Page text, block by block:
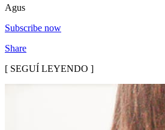
Agus
Subscribe now
Share
[ SEGUÍ LEYENDO ]